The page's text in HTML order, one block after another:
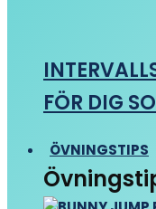
FÖR DIG
ÖVNINGSTIPS